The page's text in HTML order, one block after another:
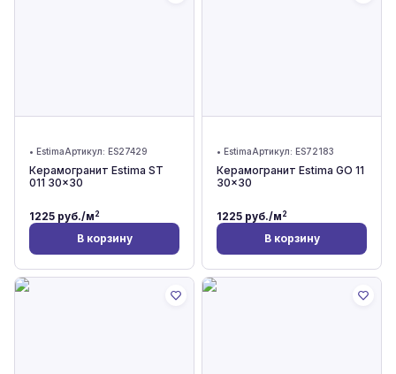
• EstimaАртикул: ES27429
Керамогранит Estima ST
011 30x30
1225 руб./м2
В корзину
• EstimaАртикул: ES72183
Керамогранит Estima GO 11
30x30
1225 руб./м2
В корзину